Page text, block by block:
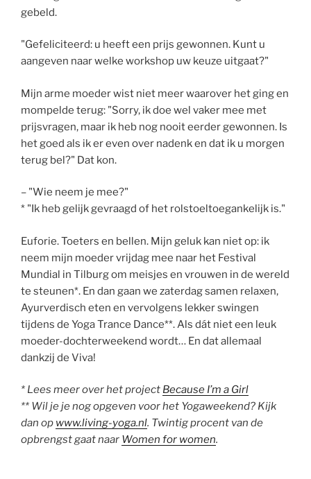
gebeld.
"Gefeliciteerd: u heeft een prijs gewonnen. Kunt u
aangeven naar welke workshop uw keuze uitgaat?"
Mijn arme moeder wist niet meer waarover het ging en
mompelde terug: "Sorry, ik doe wel vaker mee met
prijsvragen, maar ik heb nog nooit eerder gewonnen. Is
het goed als ik er even over nadenk en dat ik u morgen
terug bel?" Dat kon.
– "Wie neem je mee?"
* "Ik heb gelijk gevraagd of het rolstoeltoegankelijk is."
Euforie. Toeters en bellen. Mijn geluk kan niet op: ik
neem mijn moeder vrijdag mee naar het Festival
Mundial in Tilburg om meisjes en vrouwen in de wereld
te steunen*. En dan gaan we zaterdag samen relaxen,
Ayurverdisch eten en vervolgens lekker swingen
tijdens de Yoga Trance Dance**. Als dát niet een leuk
moeder-dochterweekend wordt… En dat allemaal
dankzij de Viva!
* Lees meer over het project Because I’m a Girl
** Wil je je nog opgeven voor het Yogaweekend? Kijk
dan op www.living-yoga.nl. Twintig procent van de
opbrengst gaat naar Women for women.